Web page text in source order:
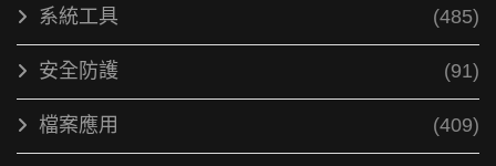
系統工具 (485)
安全防護 (91)
檔案應用 (409)